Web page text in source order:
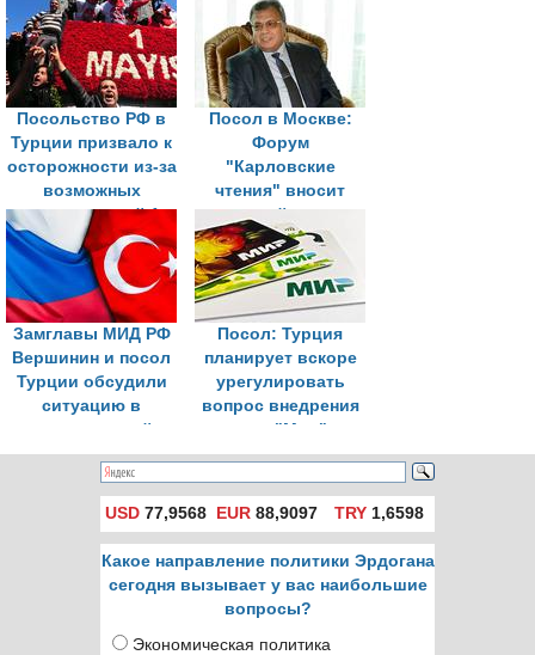
контактах
российского кино
Посольство РФ в
Турции призвало к
осторожности из-за
возможных
демонстраций 1
мая
Посол в Москве:
Форум
"Карловские
чтения" вносит
значимый вклад в
отношения РФ и
Турции
Замглавы МИД РФ
Вершинин и посол
Турции обсудили
ситуацию в
черноморской
акватории
Посол: Турция
планирует вскоре
урегулировать
вопрос внедрения
карт "Мир"
USD 77,9568 EUR 88,9097 TRY1,6598
Какое направление политики Эрдогана
сегодня вызывает у вас наибольшие
вопросы?
Экономическая политика